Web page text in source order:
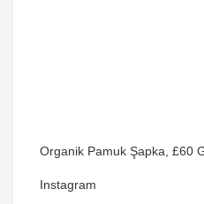
Organik Pamuk Şapka, £60
Instagram